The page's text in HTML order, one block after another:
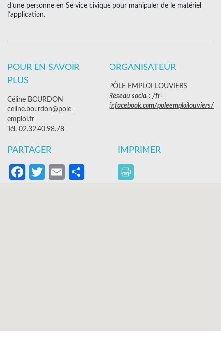
d’une personne en Service civique pour manipuler de le matériel
l’application.
POUR EN SAVOIR
PLUS
Céline BOURDON
celine.bourdon@pole-
emploi.fr
Tél. 02.32.40.98.78
ORGANISATEUR
PÔLE EMPLOI LOUVIERS
Réseau social : /fr-
fr.facebook.com/poleemploilouviers/
PARTAGER
Facebook
Twitter
EmailPartager
IMPRIMER